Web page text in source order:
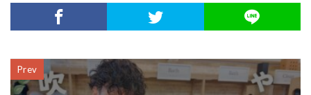
Prev